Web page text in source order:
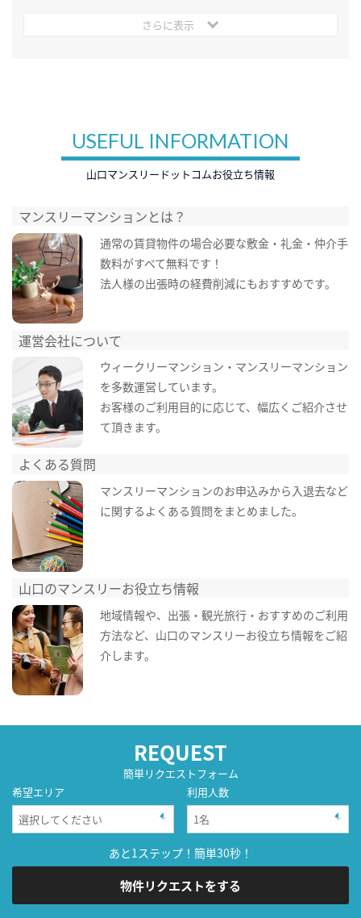
さらに表示
USEFUL INFORMATION
山口マンスリードットコムお役立ち情報
マンスリーマンションとは？
通常の賃貸物件の場合必要な敷金・礼金・仲介手
数料がすべて無料です！
法人様の出張時の経費削減にもおすすめです。
運営会社について
ウィークリーマンション・マンスリーマンション
を多数運営しています。
お客様のご利用目的に応じて、幅広くご紹介させ
て頂きます。
よくある質問
マンスリーマンションのお申込みから入退去など
に関するよくある質問をまとめました。
山口のマンスリーお役立ち情報
地域情報や、出張・観光旅行・おすすめのご利用
方法など、山口のマンスリーお役立ち情報をご紹
介します。
REQUEST
簡単リクエストフォーム
希望エリア
利用人数
あと1ステップ！簡単30秒！
物件リクエストをする